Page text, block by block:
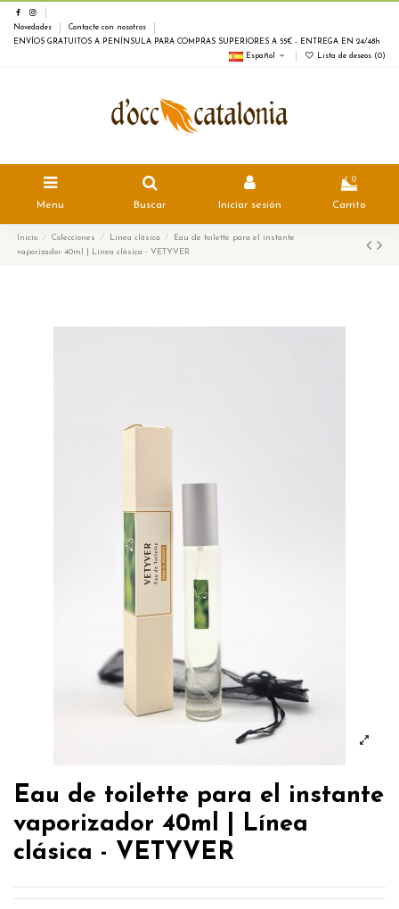
Novedades
Contacte con nosotros
ENVÍOS GRATUITOS A PENÍNSULA PARA COMPRAS SUPERIORES A 55€ - ENTREGA EN 24/48h
Español
Lista de deseos (0)
Menu Buscar Iniciar sesión
0
Carrito
Inicio Colecciones Línea clásica
Eau de toilette para el instante
vaporizador 40ml | Línea clásica - VETYVER
Eau de toilette para el instante
vaporizador 40ml | Línea
clásica - VETYVER